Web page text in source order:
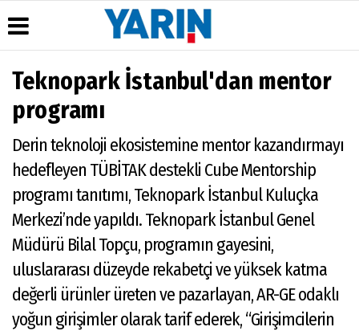
Üye Paneli
Haber Arşivi
Gazete
Günün
Haberleri
Gazete
Manşetleri
Anketler
Biyografiler
Çerez
Politikası
Gizlilik
İlkeleri
Teknopark İstanbul'dan mentor
programı
Derin teknoloji ekosistemine mentor kazandırmayı
hedefleyen TÜBİTAK destekli Cube Mentorship
programı tanıtımı, Teknopark İstanbul Kuluçka
Merkezi’nde yapıldı. Teknopark İstanbul Genel
Müdürü Bilal Topçu, programın gayesini,
uluslararası düzeyde rekabetçi ve yüksek katma
değerli ürünler üreten ve pazarlayan, AR-GE odaklı
yoğun girişimler olarak tarif ederek, “Girişimcilerin